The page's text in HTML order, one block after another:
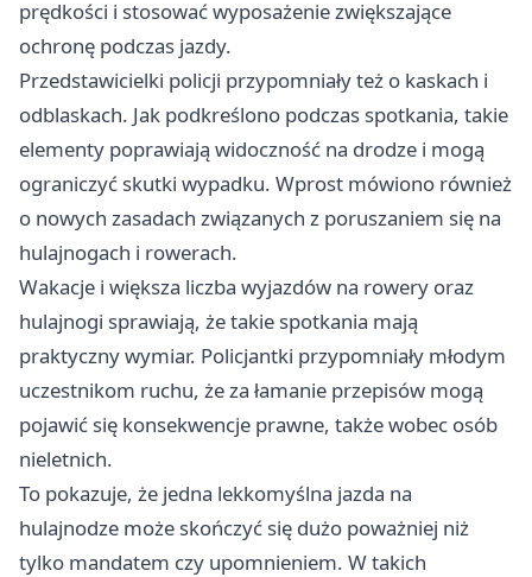
prędkości i stosować wyposażenie zwiększające
ochronę podczas jazdy.
Przedstawicielki policji przypomniały też o kaskach i
odblaskach. Jak podkreślono podczas spotkania, takie
elementy poprawiają widoczność na drodze i mogą
ograniczyć skutki wypadku. Wprost mówiono również
o nowych zasadach związanych z poruszaniem się na
hulajnogach i rowerach.
Wakacje i większa liczba wyjazdów na rowery oraz
hulajnogi sprawiają, że takie spotkania mają
praktyczny wymiar. Policjantki przypomniały młodym
uczestnikom ruchu, że za łamanie przepisów mogą
pojawić się konsekwencje prawne, także wobec osób
nieletnich.
To pokazuje, że jedna lekkomyślna jazda na
hulajnodze może skończyć się dużo poważniej niż
tylko mandatem czy upomnieniem. W takich